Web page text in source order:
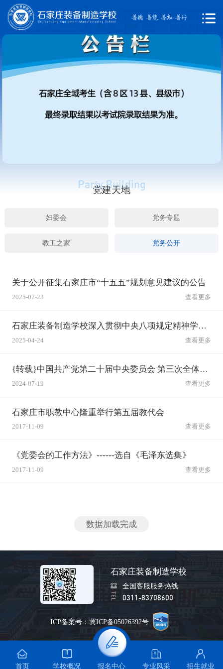
党建天地
妇委会 党务专题
教工之家 党务公开
关于公开征集石家庄市“十五五”规划意见建议的公告
2025-07-23 查看更多
石家庄装备制造学校深入贯彻中央八项规定精神学习教育征求意见建议公告
2025-04-24 查看更多
{转载}中国共产党第二十届中央委员会 第三次全体会议公报
2024-07-19 查看更多
石家庄市职教中心隆重举行第五届教代会
2017-11-09 查看更多
《党委会的工作方法》------选自《毛泽东选集》
2017-11-09 查看更多
数据加载完成
石家庄装备制造学校
全国客服服务热线
0311-83708600
ICP备案号：冀ICP备05026392号
首页 学校概况 报名中心 专业风采 招生就业